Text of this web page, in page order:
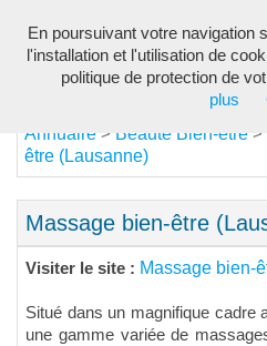
Annuaire > Beauté Bien-être >
être (Lausanne)
Massage bien-être
Visiter le site : Massage bien-
Situé dans un magnifique cadre
une gamme variée de
En poursuivant votre navigation
l'installation et l'utilisation de
politique de protection de
plus